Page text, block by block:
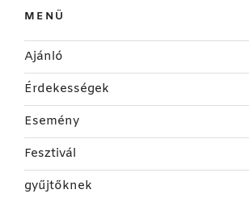
MENÜ
Ajánló
Érdekességek
Esemény
Fesztivál
gyűjtőknek